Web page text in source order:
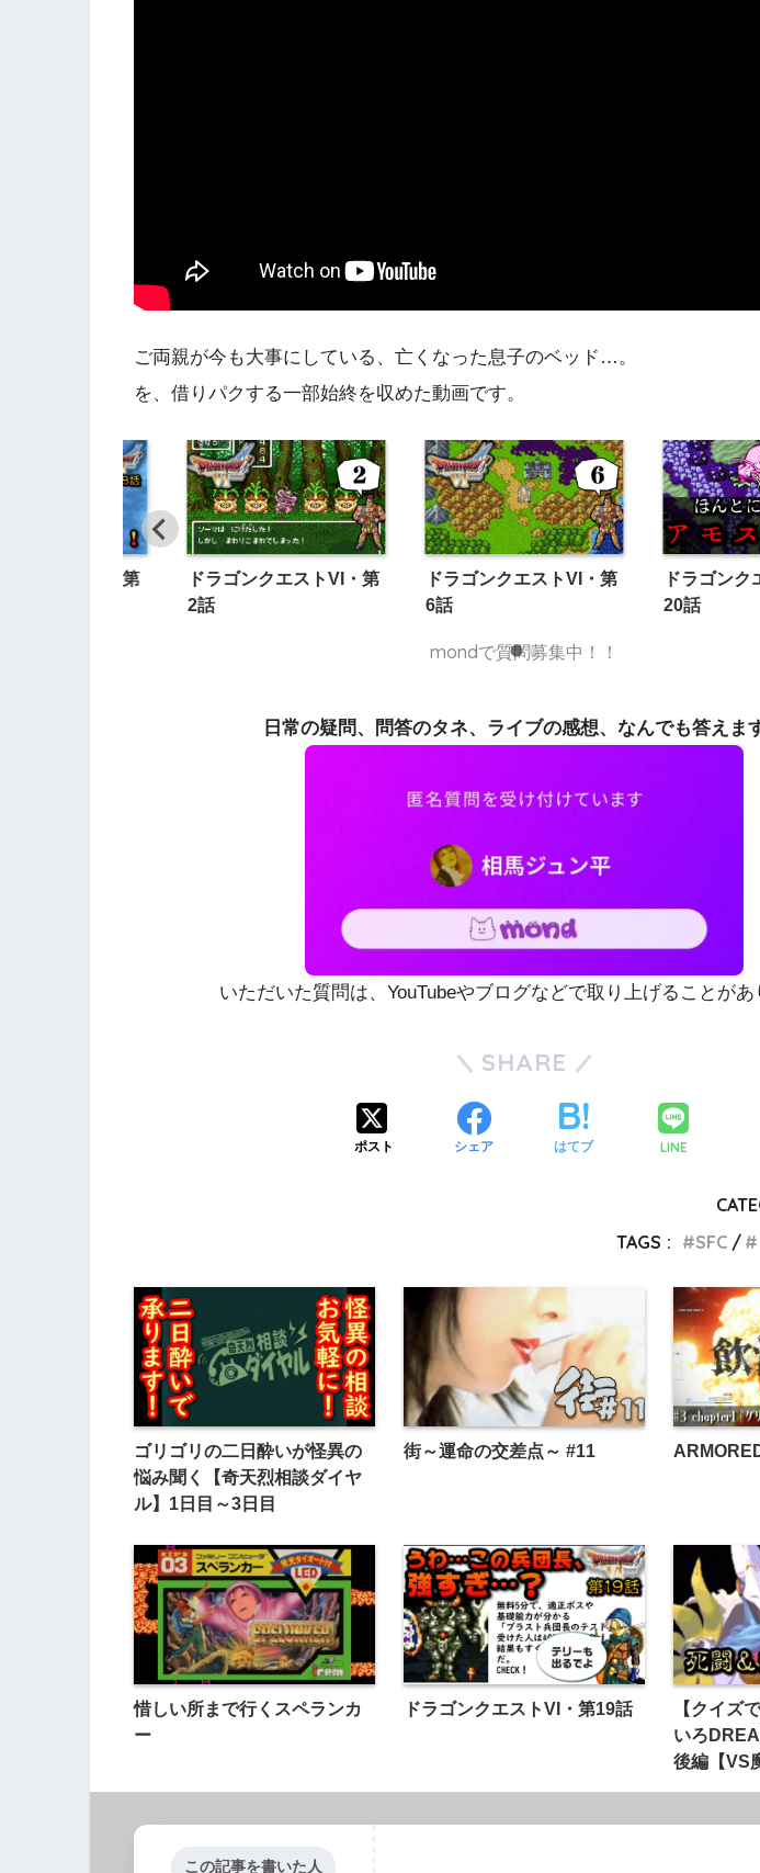
ご両親が今も大事にしている、亡くなった息子のベッド…。
を、借りパクする一部始終を収めた動画です。
クエストVI・第
ドラゴンクエストVI・第
2話
ドラゴンクエストVI・第
6話
ドラゴンク
20話
mondで質問募集中！！
日常の疑問、問答のタネ、ライブの感想、なんでも答えま
いただいた質問は、YouTubeやブログなどで取り上げることがあ
SHARE
ポスト シェア はてブ LINE
TAGS :
SFC
ゴリゴリの二日酔いが怪異の
悩み聞く【奇天烈相談ダイヤ
ル】1日目～3日目
街～運命の交差点～ #11
惜しい所まで行くスペランカ
ー
ドラゴンクエストVI・第19話
【クイズ
いろ
後編【VS
この記事を書いた人